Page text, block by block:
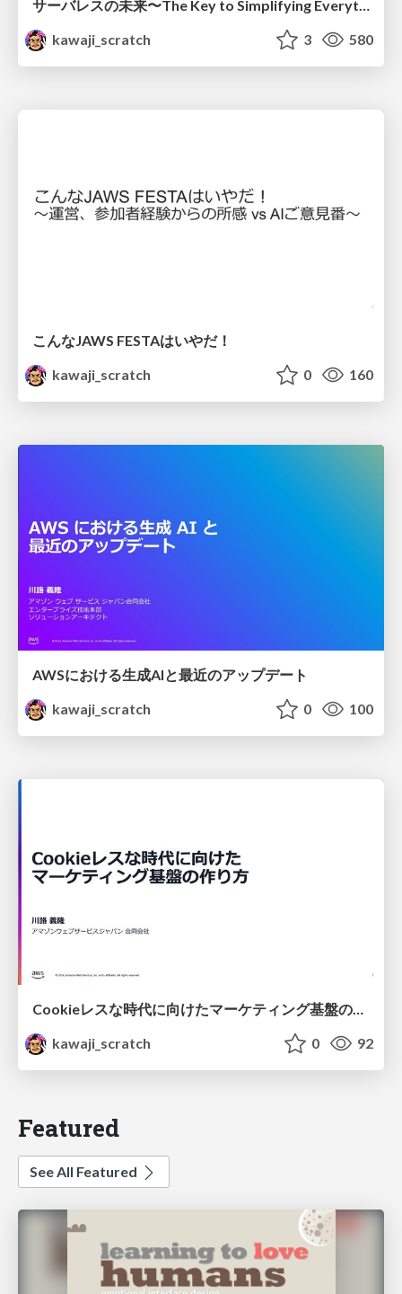
サーバレスの未来〜The Key to Simplifying Everything〜
kawaji_scratch
3 580
こんなJAWS FESTAはいやだ！
kawaji_scratch
0 160
AWSにおける生成AIと最近のアップデート
kawaji_scratch
0 100
Cookieレスな時代に向けたマーケティング基盤の作り方
kawaji_scratch
0 92
Featured
See All Featured